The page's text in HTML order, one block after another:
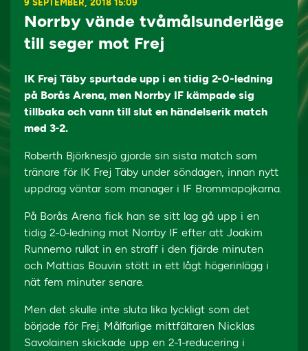
9 SEPTEMBER, 2018 15:09
Norrby vände tvåmålsunderläge
till seger mot Frej
IK Frej Täby spurtade upp i en tidig 2-0-ledning
på Borås Arena, men Norrby IF kämpade sig
tillbaka och vann till slut en händelserik match
med 3-2.
Roberth Björknesjö gjorde sin sista match som
tränare för IK Frej Täby under söndagen, innan nytt
uppdrag väntar som manager i IF Brommapojkarna.
På Borås Arena fick han se sitt lag gå upp i en
tidig 2-0-ledning mot Norrby IF efter att Joakim
Runnemo rullat in en straff i den fjärde minuten
och Mattias Bouvin stött in ett lågt högerinlägg i
nät fem minuter senare.
Men det skulle inte sluta lika lyckligt som det
började för Frej. Målfarlige mittfältaren Nicklas
Savolainen skickade upp en 2-1-reducering i